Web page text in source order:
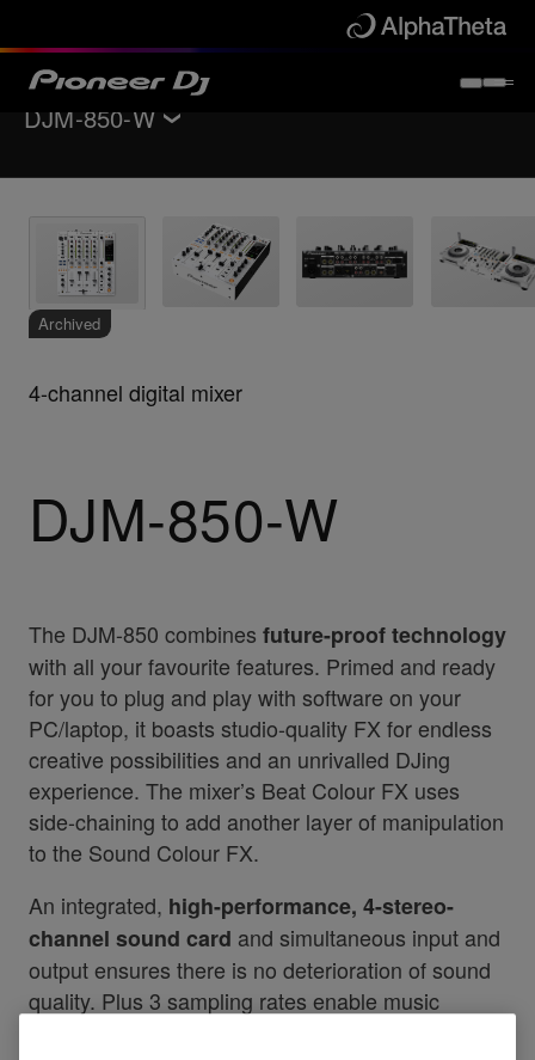
DJM-850-W
主要功能
规格
支持
Archived
4-channel digital mixer
DJM-850-W
The DJM-850 combines future-proof technology
with all your favourite features. Primed and ready
for you to plug and play with software on your
PC/laptop, it boasts studio-quality FX for endless
creative possibilities and an unrivalled DJing
experience. The mixer’s Beat Colour FX uses
side-chaining to add another layer of manipulation
to the Sound Colour FX.
An integrated, high-performance, 4-stereo-
channel sound card and simultaneous input and
output ensures there is no deterioration of sound
quality. Plus 3 sampling rates enable music